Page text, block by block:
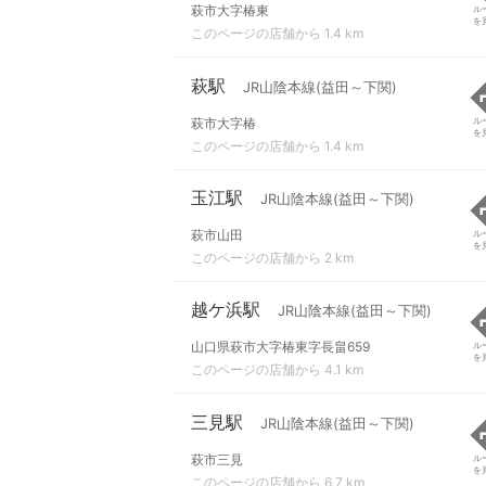
萩市大字椿東
このページの店舗から 1.4 km
ル
を
萩駅 JR山陰本線(益田～下関)
萩市大字椿
このページの店舗から 1.4 km
ル
を
玉江駅 JR山陰本線(益田～下関)
萩市山田
このページの店舗から 2 km
ル
を
越ケ浜駅 JR山陰本線(益田～下関)
山口県萩市大字椿東字長畠659
このページの店舗から 4.1 km
ル
を
三見駅 JR山陰本線(益田～下関)
萩市三見
このページの店舗から 6.7 km
ル
を